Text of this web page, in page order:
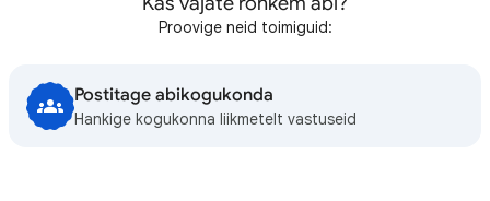
Proovige neid toimiguid:
Postitage abikogukonda
Hankige kogukonna liikmetelt vastuseid